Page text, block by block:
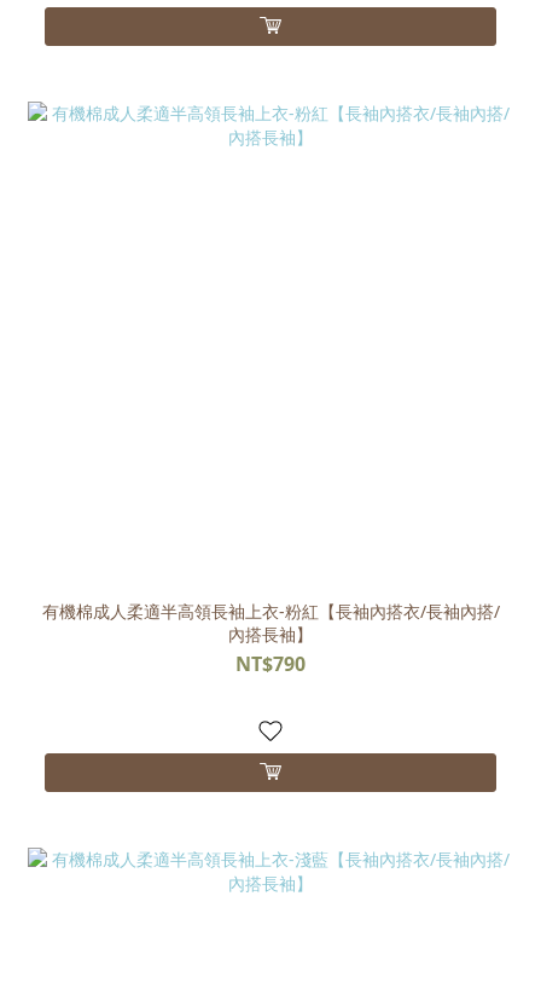
有機棉成人柔適半高領長袖上衣-粉紅【長袖內搭衣/長袖內搭/
內搭長袖】
NT$790